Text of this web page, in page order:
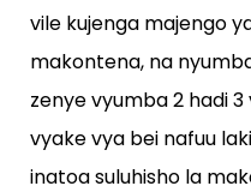
vile kujenga majengo
makontena, na
zenye vyumba 2 hadi
vyake vya bei nafuu
inatoa suluhisho la